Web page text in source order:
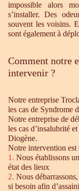
impossible alors
s’installer. Des
souvent les voisins.
sont également à
Comment notre
intervenir ?
Notre entreprise
les cas de Syndrome
Notre entreprise de
les cas d’insalubrité
Diogène.
Notre intervention est
1. Nous établissons
état des lieux
2. Nous
si besoin afin